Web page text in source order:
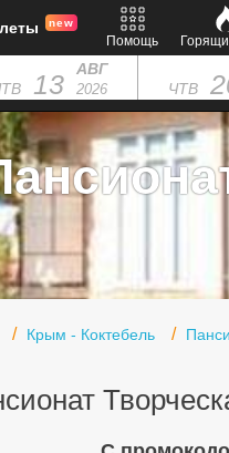
new
Помощь
13 АВГ
2026 ЧТВ
Крым - Коктебель